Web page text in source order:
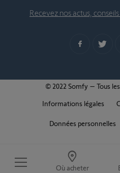
Où acheter
Recevez nos actus,
© 2022 Somfy – Tous
Informations légales
Données personnelles